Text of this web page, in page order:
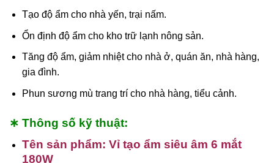
Tạo độ ẩm cho nhà yến, trại nấm.
Ổn định độ ẩm cho kho trữ lạnh nông sản.
Tăng độ ẩm, giảm nhiệt cho nhà ở, quán ăn, nhà hàng,
gia đình.
Phun sương mù trang trí cho nhà hàng, tiểu cảnh.
∗ Thông số kỹ thuật:
Tên sản phẩm: Vỉ tạo ẩm siêu âm 6 mắt
180W